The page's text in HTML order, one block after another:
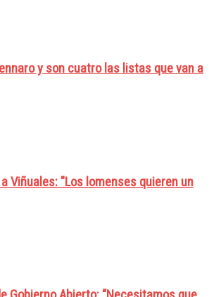
y son cuatro las listas que van a
Viñuales: "Los lomenses quieren un